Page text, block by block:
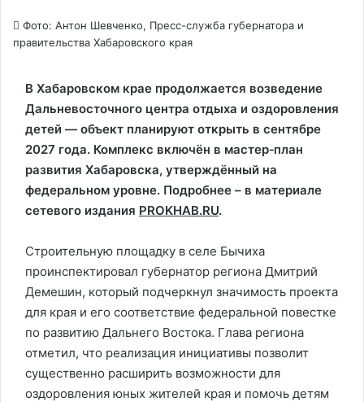
Фото: Антон Шевченко, Пресс-служба губернатора и
правительства Хабаровского края
В Хабаровском крае продолжается возведение
Дальневосточного центра отдыха и оздоровления
детей — объект планируют открыть в сентябре
2027 года. Комплекс включён в мастер‑план
развития Хабаровска, утверждённый на
федеральном уровне. Подробнее – в материале
сетевого издания PROKHAB.RU.
Строительную площадку в селе Бычиха
проинспектировал губернатор региона Дмитрий
Демешин, который подчеркнул значимость проекта
для края и его соответствие федеральной повестке
по развитию Дальнего Востока. Глава региона
отметил, что реализация инициативы позволит
существенно расширить возможности для
оздоровления юных жителей края и помочь детям